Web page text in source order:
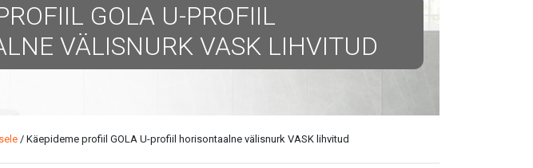
GOLA U-PROFIIL
VÄLISNURK VASK LIHVITUD
/ Käepideme profiil GOLA U-profiil horisontaalne välisnurk VASK lihvitud